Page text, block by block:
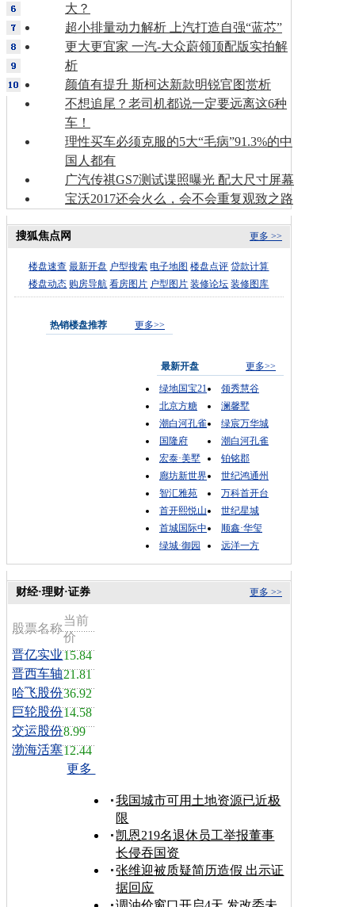
大？
超小排量动力解析 上汽打造自强“蓝芯”
更大更宜家 一汽-大众蔚领顶配版实拍解
析
颜值有提升 斯柯达新款明锐官图赏析
不想追尾？老司机都说一定要远离这6种
车！
理性买车必须克服的5大“毛病”91.3%的中
国人都有
广汽传祺GS7测试谍照曝光 配大尺寸屏幕
宝沃2017还会火么，会不会重复观致之路
更多 >>
搜狐焦点网
楼盘速查 最新开盘 户型搜索 电子地图 楼盘点评 贷款计算
楼盘动态 购房导航 看房图片 户型图片 装修论坛 装修图库
热销楼盘推荐 更多>>
最新开盘
更多>>
绿地国宝21
领秀慧谷
北京方糖
澜馨墅
潮白河孔雀
绿宸万华城
国隆府
潮白河孔雀
宏泰·美墅
铂铭郡
廊坊新世界
世纪鸿通州
智汇雅苑
万科首开台
首开熙悦山
世纪星城
首城国际中
顺鑫·华玺
绿城·御园
远洋一方
更多 >>
财经·理财·证券
股票名称
当前
价
晋亿实业15.84
晋西车轴21.81
哈飞股份36.92
巨轮股份14.58
交运股份8.99
渤海活塞12.44
更多
我国城市可用土地资源已近极
限
凯恩219名退休员工举报董事
长侵吞国资
张维迎被质疑简历造假 出示证
据回应